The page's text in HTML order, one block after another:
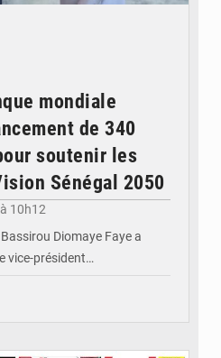
mondiale
de 340
soutenir les
Sénégal 2050
10h12
Diomaye Faye a
vice-président…